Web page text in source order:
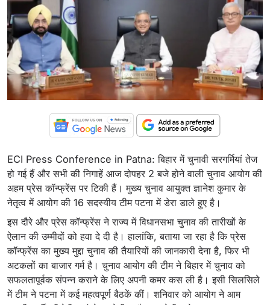
ECI Press Conference in Patna: बिहार में चुनावी सरगर्मियां तेज
हो गई हैं और सभी की निगाहें आज दोपहर 2 बजे होने वाली चुनाव आयोग की
अहम प्रेस कॉन्फ्रेंस पर टिकी हैं। मुख्य चुनाव आयुक्त ज्ञानेश कुमार के
नेतृत्व में आयोग की 16 सदस्यीय टीम पटना में डेरा डाले हुए है।
इस दौरे और प्रेस कॉन्फ्रेंस ने राज्य में विधानसभा चुनाव की तारीखों के
ऐलान की उम्मीदों को हवा दे दी है। हालांकि, बताया जा रहा है कि प्रेस
कॉन्फ्रेंस का मुख्य मुद्दा चुनाव की तैयारियों की जानकारी देना है, फिर भी
अटकलों का बाजार गर्म है। चुनाव आयोग की टीम ने बिहार में चुनाव को
सफलतापूर्वक संपन्न कराने के लिए अपनी कमर कस ली है। इसी सिलसिले
में टीम ने पटना में कई महत्वपूर्ण बैठकें कीं। शनिवार को आयोग ने आम